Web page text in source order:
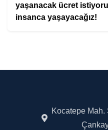
yaşanacak ücret
insanca yaşayacağız!
Kocatepe